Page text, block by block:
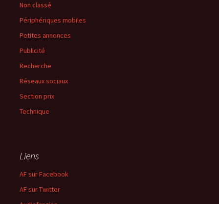
Non classé
Périphériques mobiles
Petites annonces
Publicité
Recherche
Réseaux sociaux
Section prix
Technique
Liens
AF sur Facebook
AF sur Twitter